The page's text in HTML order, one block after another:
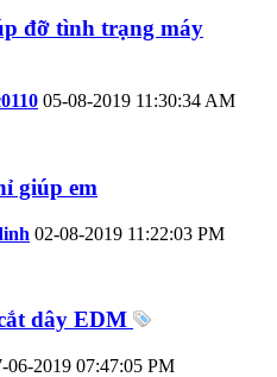
đỡ tình trạng máy
05-08-2019 11:30:34 AM
giúp em
02-08-2019 11:22:03 PM
dây EDM
06-2019 07:47:05 PM